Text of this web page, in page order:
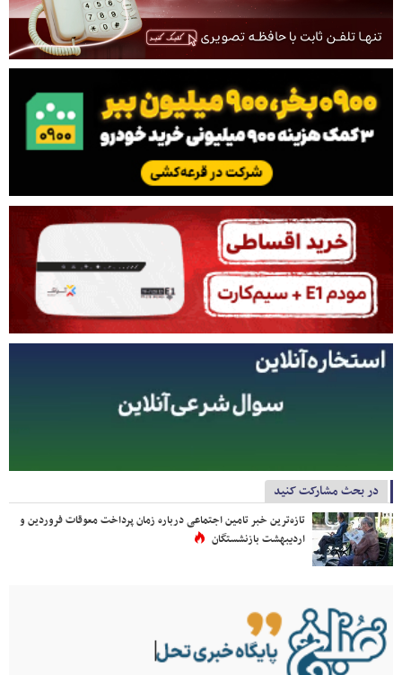
در بحث مشارکت کنید
تازه‌ترین خبر تامین اجتماعی درباره زمان پرداخت معوقات فروردین و
اردیبهشت بازنشستگان